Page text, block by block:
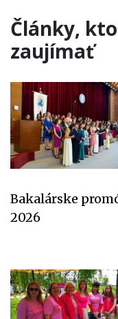
Články,
zaujímať
Bakalárske
2026